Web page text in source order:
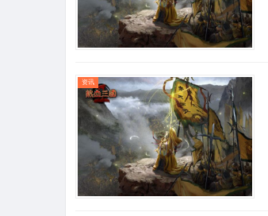
资讯